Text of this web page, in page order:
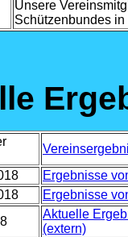
Unsere
Schützenbundes in
Ergebnisse
Ergebnisse
Aktuelle
(extern)